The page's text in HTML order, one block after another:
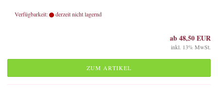
Verfügbarkeit: derzeit nicht lagernd
ab 48,50 EUR
inkl. 13% MwSt.
ZUM ARTIKEL